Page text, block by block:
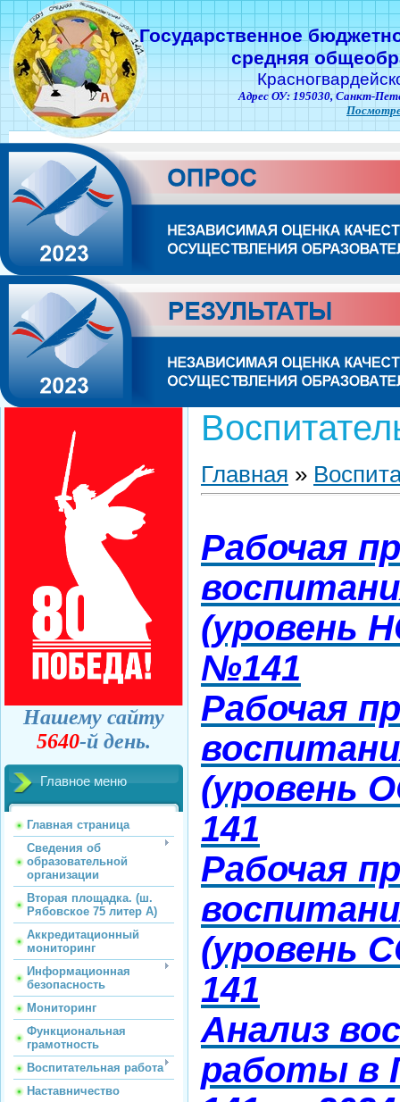
Государственное
средняя
Адрес ОУ: 195030, Санкт-
Нашему сайту
5640-й день.
Главное меню
Главная страница
Сведения об
образовательной
организации
Вторая площадка. (ш.
Рябовское 75 литер А)
Аккредитационный
мониторинг
Информационная
безопасность
Мониторинг
Функциональная
грамотность
Воспитательная работа
Наставничество
Главная »
Рабочая
(уровень
№141
Рабочая
(уровень
141
Рабочая
(уровень
141
Анализ
работы